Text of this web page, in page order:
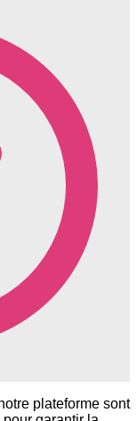
plateforme sont